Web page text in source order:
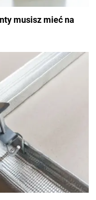
musisz mieć na